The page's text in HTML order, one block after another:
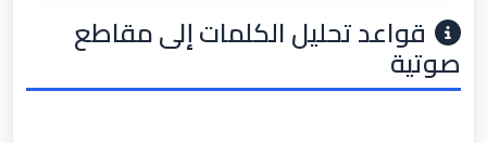
قواعد تحليل الكلمات إلى مقاطع
صوتية